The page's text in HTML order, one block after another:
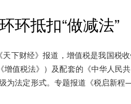
抵扣“做减法”
下财经》报道，增值税是我国税
值税法》）及配套的《中华人民
为法定形式。专题报道《税启新